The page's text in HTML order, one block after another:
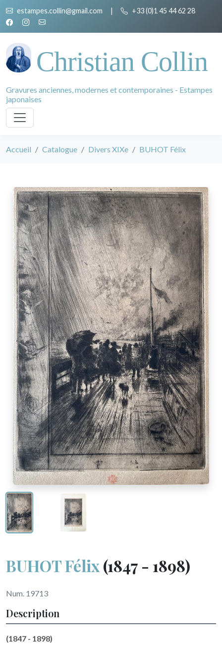
estampes.collin@gmail.com | +33 (0)1 45 44 62 28
Christian Collin
Gravures anciennes, modernes et contemporaines - Estampes
japonaises
Accueil Catalogue Divers XIXe BUHOT Félix
BUHOT Félix(1847 - 1898)
Num. 19713
Description
(1847 - 1898)